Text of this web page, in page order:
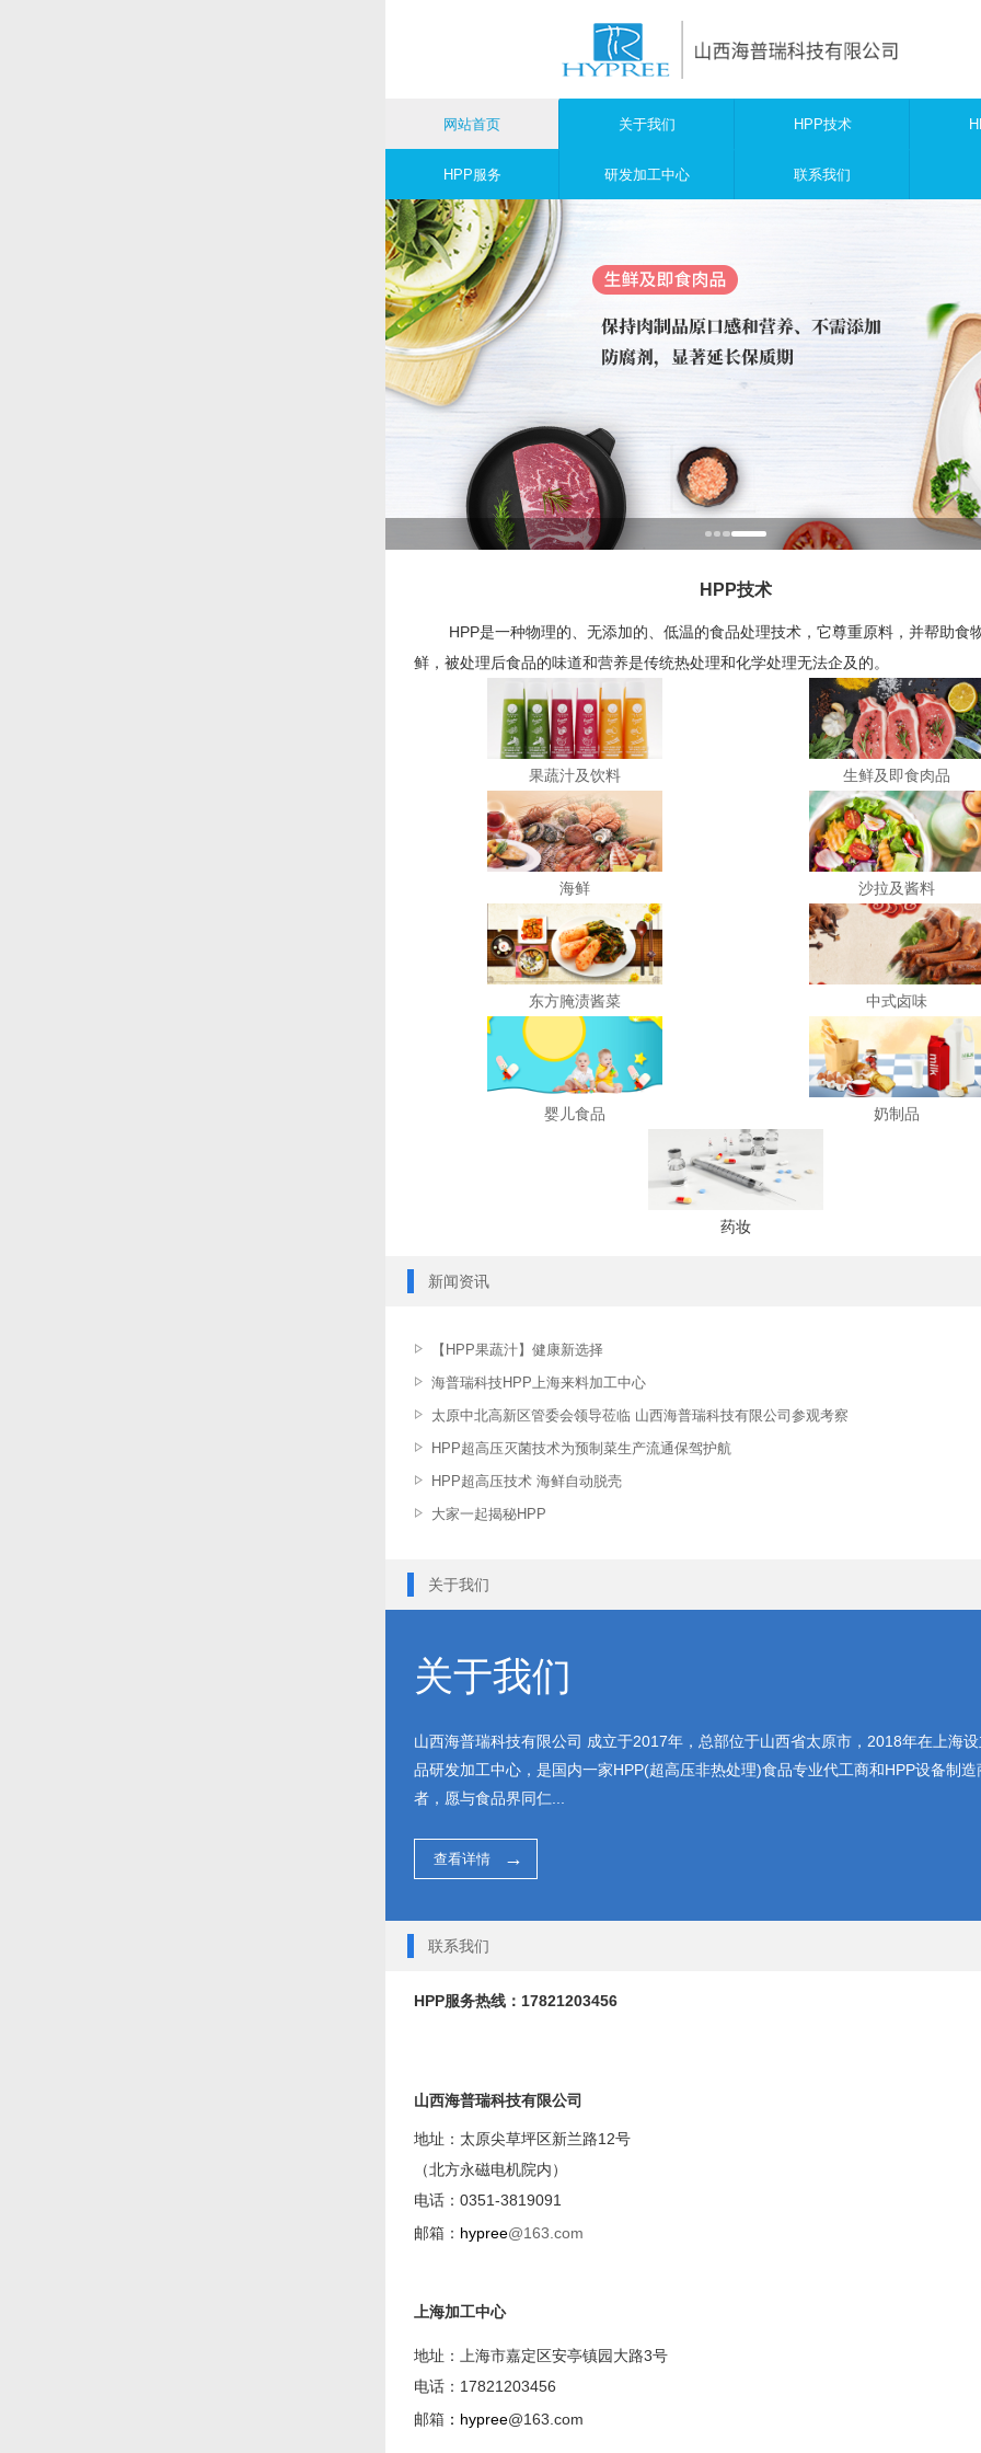
网站首页 关于我们 HPP技术
HPP服务 研发加工中心 联系我们
HPP技术
HPP是一种物理的、无添加的、低温的食品处理技术，它尊重原料，并帮助食
鲜，被处理后食品的味道和营养是传统热处理和化学处理无法企及的。
果蔬汁及饮料 生鲜及即食肉品
海鲜 沙拉及酱料
东方腌渍酱菜 中式卤味
婴儿食品 奶制品
药妆
新闻资讯
【HPP果蔬汁】健康新选择
海普瑞科技HPP上海来料加工中心
太原中北高新区管委会领导莅临 山西海普瑞科技有限公司参观考察
HPP超高压灭菌技术为预制菜生产流通保驾护航
HPP超高压技术 海鲜自动脱壳
大家一起揭秘HPP
关于我们
关于我们
山西海普瑞科技有限公司 成立于2017年，总部位于山西省太原市，2018年在上海
品研发加工中心，是国内一家HPP(超高压非热处理)食品专业代工商和HPP设备制造
者，愿与食品界同仁...
查看详情
联系我们
HPP服务热线：17821203456
山西海普瑞科技有限公司
地址：太原尖草坪区新兰路12号
（北方永磁电机院内）
电话：0351-3819091
邮箱： hypree@163.com
上海加工中心
地址：上海市嘉定区安亭镇园大路3号
电话：17821203456
邮箱： hypree@163.com